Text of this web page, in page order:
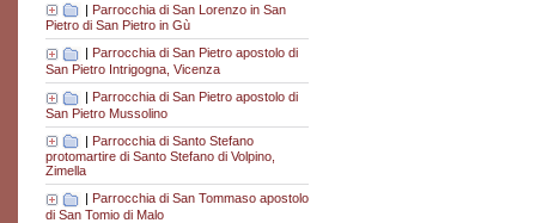
| Parrocchia di San Lorenzo in San
Pietro di San Pietro in Gù
Parrocchia di San Pietro apostolo di
San Pietro Intrigogna, Vicenza
| Parrocchia di San Pietro apostolo di
San Pietro Mussolino
| Parrocchia di Santo Stefano
protomartire di Santo Stefano di Volpino,
Zimella
| Parrocchia di San Tommaso apostolo
di San Tomio di Malo